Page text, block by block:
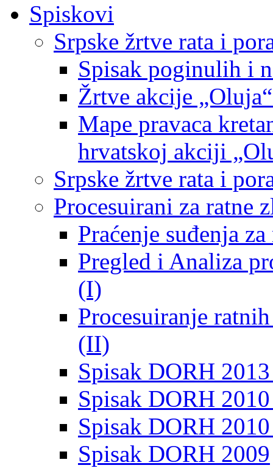
Spiskovi
Srpske žrtve rata i
Spisak poginulih i
Žrtve akcije
Mape pravaca
hrvatskoj akciji
Srpske žrtve rata i
Procesuirani za ratne
Praćenje suđenja
Pregled i Analiza
(I)
Procesuiranje
(II)
Spisak DORH
Spisak DORH
Spisak DORH
Spisak DORH 2009